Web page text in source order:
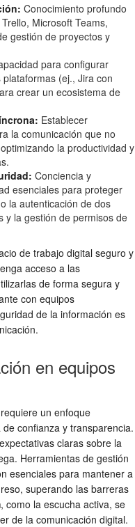
Conocimiento profundo
Microsoft Teams,
gestión de proyectos y
para configurar
(ej., Jira con
crear un ecosistema de
Establecer
la comunicación que no
la productividad y
Conciencia y
esenciales para proteger
la autenticación de dos
y la gestión de permisos de
de trabajo digital seguro y
acceso a las
de forma segura y
con equipos
de la información es
en equipos
un enfoque
confianza y transparencia.
claras sobre la
Herramientas de gestión
esenciales para mantener a
superando las barreras
, como la escucha activa, se
de la comunicación digital.